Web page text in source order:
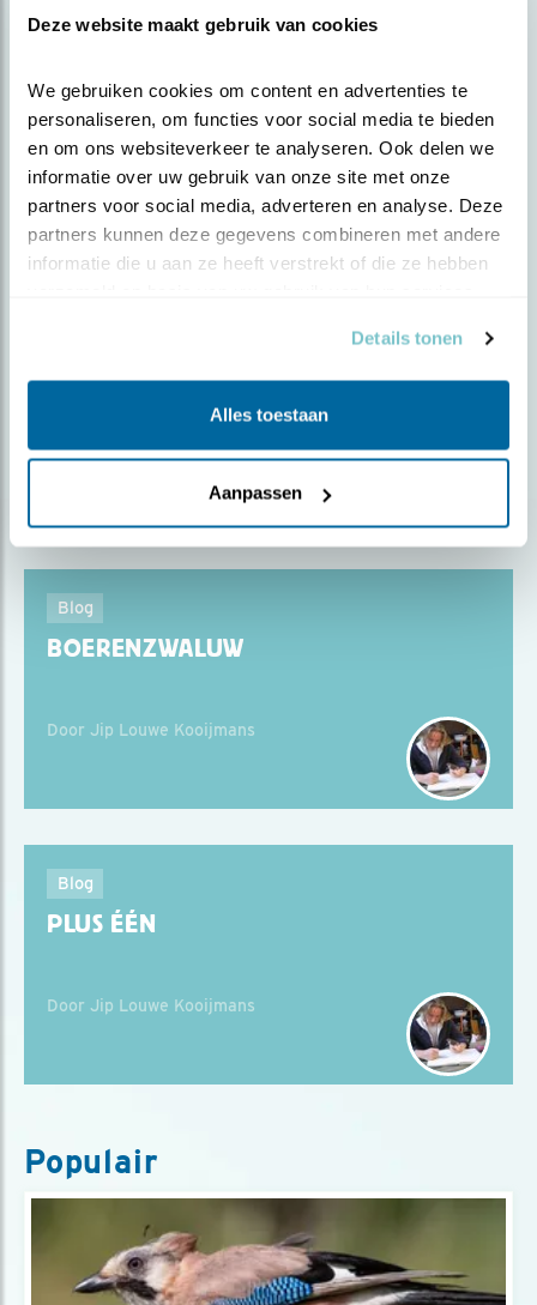
Deze website maakt gebruik van cookies
We gebruiken cookies om content en advertenties te
personaliseren, om functies voor social media te bieden
en om ons websiteverkeer te analyseren. Ook delen we
informatie over uw gebruik van onze site met onze
partners voor social media, adverteren en analyse. Deze
partners kunnen deze gegevens combineren met andere
informatie die u aan ze heeft verstrekt of die ze hebben
Details tonen
Alles toestaan
Aanpassen
Nieuws
Visdief kan het dak op
DODAARS
Door Jip Louwe Kooijmans
Blog
BOERENZWALUW
Door Jip Louwe Kooijmans
Blog
PLUS ÉÉN
Door Jip Louwe Kooijmans
Populair